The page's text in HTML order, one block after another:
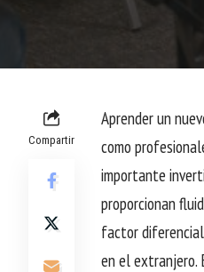
Compartir
Aprender un
como
importante
proporcionan
factor
en el extranjero.